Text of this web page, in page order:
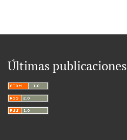
Últimas publicaciones